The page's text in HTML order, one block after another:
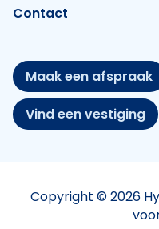
Contact
Maak een afspraak
Vind een vestiging
Copyright © 2026